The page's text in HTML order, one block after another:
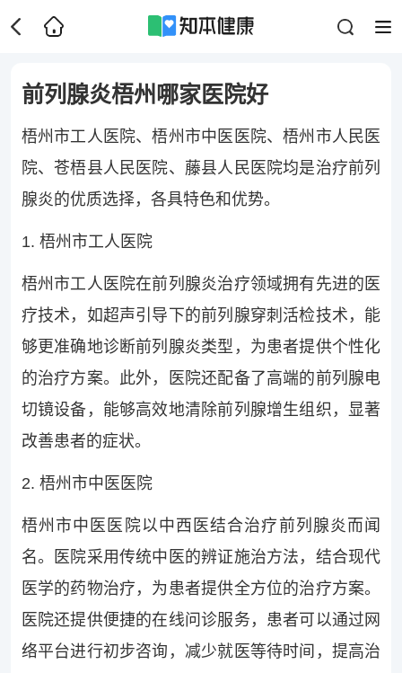
前列腺炎梧州哪家医院好
梧州市工人医院、梧州市中医医院、梧州市人民医
院、苍梧县人民医院、藤县人民医院均是治疗前列
腺炎的优质选择，各具特色和优势。
1. 梧州市工人医院
梧州市工人医院在前列腺炎治疗领域拥有先进的医
疗技术，如超声引导下的前列腺穿刺活检技术，能
够更准确地诊断前列腺炎类型，为患者提供个性化
的治疗方案。此外，医院还配备了高端的前列腺电
切镜设备，能够高效地清除前列腺增生组织，显著
改善患者的症状。
2. 梧州市中医医院
梧州市中医医院以中西医结合治疗前列腺炎而闻
名。医院采用传统中医的辨证施治方法，结合现代
医学的药物治疗，为患者提供全方位的治疗方案。
医院还提供便捷的在线问诊服务，患者可以通过网
络平台进行初步咨询，减少就医等待时间，提高治